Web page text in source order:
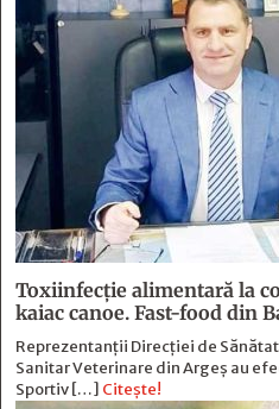
Toxiinfecție alimentară la
kaiac canoe. Fast-food din
Reprezentanții Direcției de
Sanitar Veterinare din Argeș au
Sportiv […] Citește!